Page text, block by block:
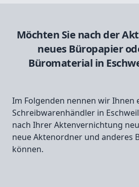
Möchten Sie nach der
neues Büropapier
Büromaterial in
Im Folgenden nennen wir Ihnen
Schreibwarenhändler in
nach Ihrer Aktenvernichtung
neue Aktenordner und anderes
können.